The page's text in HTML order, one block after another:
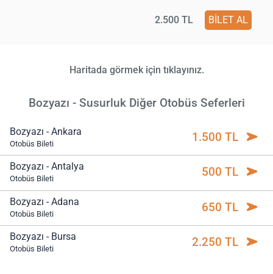
2.500 TL BİLET AL
Haritada görmek için tıklayınız.
Bozyazı - Susurluk Diğer Otobüs Seferleri
Bozyazı - Ankara
Otobüs Bileti 1.500 TL
Bozyazı - Antalya
Otobüs Bileti 500 TL
Bozyazı - Adana
Otobüs Bileti 650 TL
Bozyazı - Bursa
Otobüs Bileti 2.250 TL